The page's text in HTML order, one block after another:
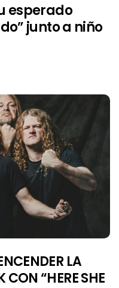
esperado
junto a niño
LA
CON “HERE SHE